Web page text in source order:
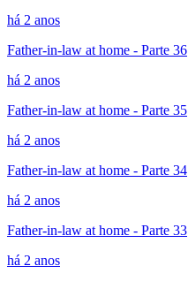
há 2 anos
Father-in-law at home - Parte 36
há 2 anos
Father-in-law at home - Parte 35
há 2 anos
Father-in-law at home - Parte 34
há 2 anos
Father-in-law at home - Parte 33
há 2 anos